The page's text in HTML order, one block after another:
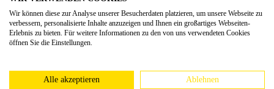
Nachnahmegebühren, wenn nicht anders angegeben.
Copyright 2026 Forstinger Österreich GmbH
Königstetter Straße 128 - 134/OG3, 3430 Tulln
europäschen Online-Streitbeilegungs-Plattform hinzuweisen:
webgate.ec.europa.eu/odr
Wir können diese zur Analyse unserer Besucherdaten platzieren, um unsere Webseite zu
verbessern, personalisierte Inhalte anzuzeigen und Ihnen ein großartiges Webseiten-
Erlebnis zu bieten. Für weitere Informationen zu den von uns verwendeten Cookies
öffnen Sie die Einstellungen.
Alle akzeptieren Ablehnen